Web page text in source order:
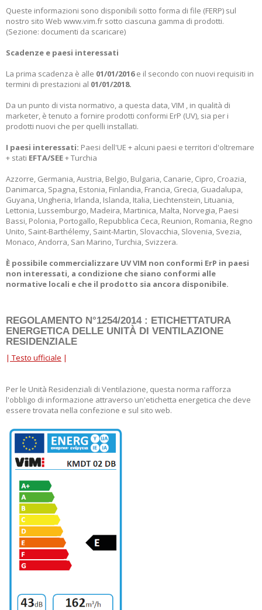
Queste informazioni sono disponibili sotto forma di file (FERP) sul
nostro sito Web www.vim.fr sotto ciascuna gamma di prodotti.
(Sezione: documenti da scaricare)
Scadenze e paesi interessati
La prima scadenza è alle 01/01/2016e il secondo con nuovi requisiti in
termini di prestazioni al 01/01/2018.
Da un punto di vista normativo, a questa data, VIM , in qualità di
marketer, è tenuto a fornire prodotti conformi ErP (UV), sia per i
prodotti nuovi che per quelli installati.
I paesi interessati: Paesi dell'UE + alcuni paesi e territori d'oltremare
+ stati EFTA/SEE+ Turchia
Azzorre, Germania, Austria, Belgio, Bulgaria, Canarie, Cipro, Croazia,
Danimarca, Spagna, Estonia, Finlandia, Francia, Grecia, Guadalupa,
Guyana, Ungheria, Irlanda, Islanda, Italia, Liechtenstein, Lituania,
Lettonia, Lussemburgo, Madeira, Martinica, Malta, Norvegia, Paesi
Bassi, Polonia, Portogallo, Repubblica Ceca, Reunion, Romania, Regno
Unito, Saint-Barthélemy, Saint-Martin, Slovacchia, Slovenia, Svezia,
Monaco, Andorra, San Marino, Turchia, Svizzera.
È possibile commercializzare UV VIM non conformi ErP in paesi
non interessati, a condizione che siano conformi alle
normative locali e che il prodotto sia ancora disponibile.
REGOLAMENTO N°1254/2014: ETICHETTATURA
ENERGETICA DELLE UNITÀ DI VENTILAZIONE
RESIDENZIALE
| Testo ufficiale |
Per le Unità Residenziali di Ventilazione, questa norma rafforza
l'obbligo di informazione attraverso un'etichetta energetica che deve
essere trovata nella confezione e sul sito web.